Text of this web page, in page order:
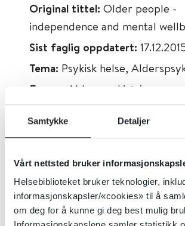
Samtykke Detaljer
Vårt nettsted bruker
Helsebiblioteket bruker teknologier,
informasjonskapsler/«cookies» til å
om deg for å kunne gi deg best mulig
Original tittel: Older people -
independence and mental
Sist faglig oppdatert:
Tema: Psykisk helse,
Emner: Alderspsykiatri
Dokumenttype:Retningslinjer
Utgiver:
National Institute for
Språk:Engelsk